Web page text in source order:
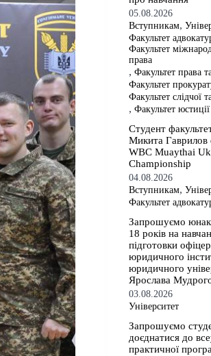
05.08.2026
Вступникам,
Факультет
Факультет
права
,Факультет права
Факультет
Факультет слідчої
,Факультет юстиції
Студент
Микита Гаврилов
WBC Muaythai
Championship
04.08.2026
Вступникам,
Факультет
Запрошуємо
18 років на
підготовки
юридичного
юридичного
Ярослава
03.08.2026
Університет
Запрошуємо
доєднатися до
практичної